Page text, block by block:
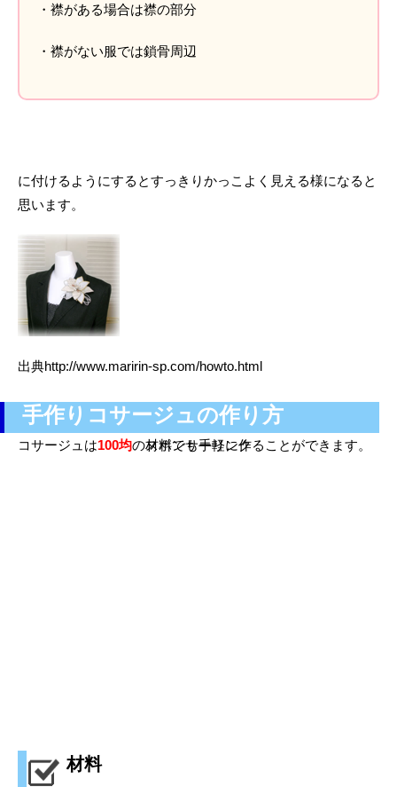
・襟がある場合は襟の部分
・襟がない服では鎖骨周辺
に付けるようにするとすっきりかっこよく見える様になると
思います。
出典http://www.maririn-sp.com/howto.html
手作りコサージュの作り方
コサージュは100均の材料でも手軽に作ることができます。
スポンサーリンク
材料